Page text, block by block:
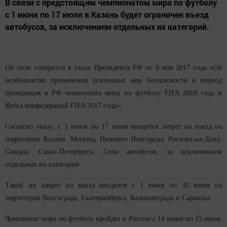
В связи с предстоящим чемпионатом мира по футболу
с 1 июня по 17 июля в Казань будет ограничен въезд
автобусов, за исключением отдельных их категорий.
Об этом говорится в указе Президента РФ от 9 мая 2017 года «Об
особенностях применения усиленных мер безопасности в период
проведения в РФ чемпионата мира по футболу FIFA 2018 года и
Кубка конфедераций FIFA 2017 года».
Согласно указу, с 1 июня по 17 июля вводится запрет на въезд на
территории Казани, Москвы, Нижнего Новгорода, Ростова-на-Дону,
Самары, Санкт-Петербурга, Сочи автобусов, за исключением
отдельных их категорий.
Такой же запрет на въезд вводится с 1 июня по 30 июня на
территории Волгограда, Екатеринбурга, Калининграда и Саранска.
Чемпионат мира по футболу пройдет в России с 14 июня по 15 июля.